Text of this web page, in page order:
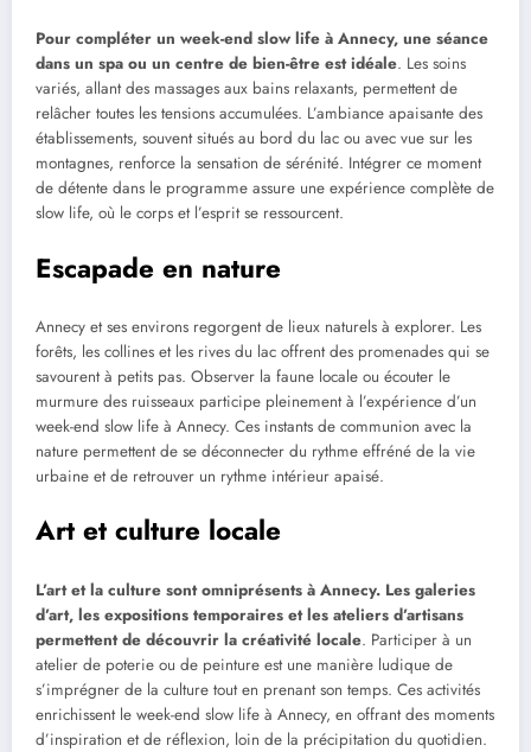
Pour compléter un week-end slow life à Annecy, une séance
dans un spa ou un centre de bien-être est idéale. Les soins
variés, allant des massages aux bains relaxants, permettent de
relâcher toutes les tensions accumulées. L’ambiance apaisante des
établissements, souvent situés au bord du lac ou avec vue sur les
montagnes, renforce la sensation de sérénité. Intégrer ce moment
de détente dans le programme assure une expérience complète de
slow life, où le corps et l’esprit se ressourcent.
Escapade en nature
Annecy et ses environs regorgent de lieux naturels à explorer. Les
forêts, les collines et les rives du lac offrent des promenades qui se
savourent à petits pas. Observer la faune locale ou écouter le
murmure des ruisseaux participe pleinement à l’expérience d’un
week-end slow life à Annecy. Ces instants de communion avec la
nature permettent de se déconnecter du rythme effréné de la vie
urbaine et de retrouver un rythme intérieur apaisé.
Art et culture locale
L’art et la culture sont omniprésents à Annecy. Les galeries
d’art, les expositions temporaires et les ateliers d’artisans
permettent de découvrir la créativité locale. Participer à un
atelier de poterie ou de peinture est une manière ludique de
s’imprégner de la culture tout en prenant son temps. Ces activités
enrichissent le week-end slow life à Annecy, en offrant des moments
d’inspiration et de réflexion, loin de la précipitation du quotidien.